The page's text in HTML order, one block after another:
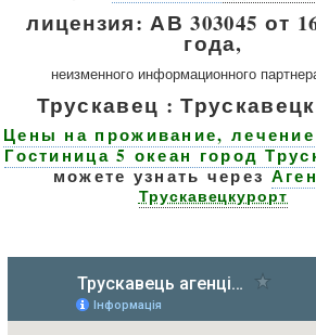
лицензия: АВ 303045 от
года,
неизменного информационного
Трускавец :
Цены на проживание,
Гостиница 5 океан город
можете узнать через
Трускавецкурорт